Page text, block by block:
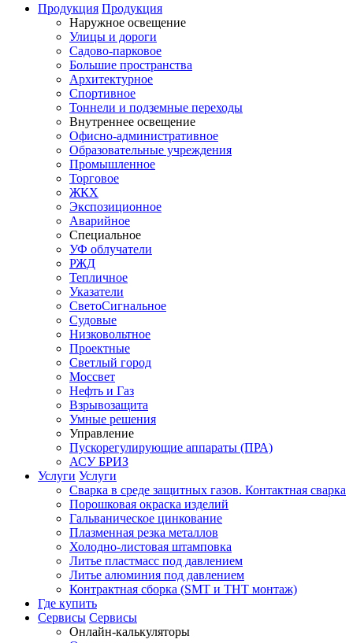
Продукция Продукция
Наружное освещение
Улицы и дороги
Садово-парковое
Большие пространства
Архитектурное
Спортивное
Тоннели и подземные переходы
Внутреннее освещение
Офисно-административное
Образовательные учреждения
Промышленное
Торговое
ЖКХ
Экспозиционное
Аварийное
Специальное
УФ облучатели
РЖД
Тепличное
Указатели
СветоСигнальное
Судовые
Низковольтное
Проектные
Светлый город
Моссвет
Нефть и Газ
Взрывозащита
Умные решения
Управление
Пускорегулирующие аппараты (ПРА)
АСУ БРИЗ
Услуги Услуги
Сварка в среде защитных газов. Контактная сварка
Порошковая окраска изделий
Гальваническое цинкование
Плазменная резка металлов
Холодно-листовая штамповка
Литье пластмасс под давлением
Литье алюминия под давлением
Контрактная сборка (SMT и THT монтаж)
Где купить
Сервисы Сервисы
Онлайн-калькуляторы